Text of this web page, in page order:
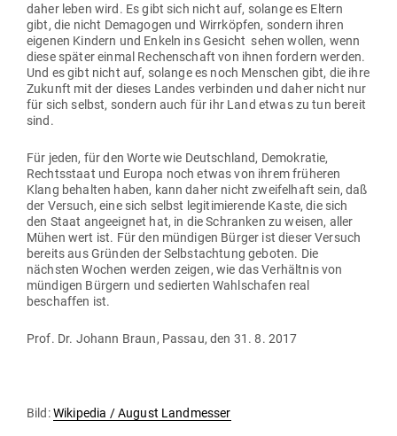
daher leben wird. Es gibt sich nicht auf, solange es Eltern
gibt, die nicht Dem­agogen und Wirr­köpfen, sondern ihren
eigenen Kindern und Enkeln ins Gesicht sehen wollen, wenn
diese später einmal Rechen­schaft von ihnen fordern werden.
Und es gibt nicht auf, solange es noch Men­schen gibt, die ihre
Zukunft mit der dieses Landes ver­binden und daher nicht nur
für sich selbst, sondern auch für ihr Land etwas zu tun bereit
sind.
Für jeden, für den Worte wie Deutschland, Demo­kratie,
Rechts­staat und Europa noch etwas von ihrem frü­heren
Klang behalten haben, kann daher nicht zwei­felhaft sein, daß
der Versuch, eine sich selbst legi­ti­mie­rende Kaste, die sich
den Staat ange­eignet hat, in die Schranken zu weisen, aller
Mühen wert ist. Für den mün­digen Bürger ist dieser Versuch
bereits aus Gründen der Selbst­achtung geboten. Die
nächsten Wochen werden zeigen, wie das Ver­hältnis von
mün­digen Bürgern und sedierten Wahl­schafen real
beschaffen ist.
Prof. Dr. Johann Braun, Passau, den 31. 8. 2017
Bild:Wiki­pedia / August Landmesser